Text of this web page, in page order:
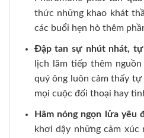
thức những khao khát
các buổi hẹn hò thêm
Đập tan sự nhút nhát,
lịch lãm tiếp thêm
quý ông luôn cảm thấy
mọi cuộc đối thoại hay
Hâm nóng ngọn lửa yêu
khơi dậy những cảm